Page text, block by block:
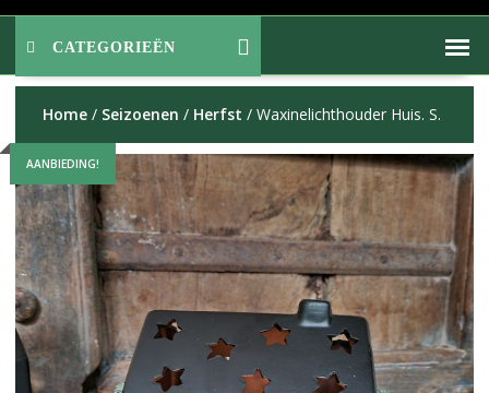
CATEGORIEËN
Home/ Seizoenen / Herfst / Waxinelichthouder Huis. S.
AANBIEDING!